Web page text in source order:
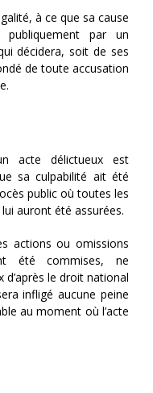
à ce que sa cause
par un
décidera, soit de ses
de toute accusation
acte délictueux est
sa culpabilité ait été
public où toutes les
auront été assurées.
actions ou omissions
été commises, ne
le droit national
infligé aucune peine
au moment où l’acte